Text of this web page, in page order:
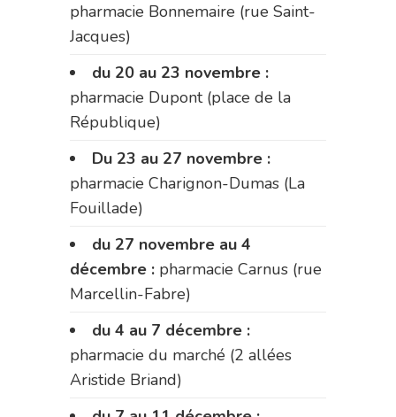
pharmacie Bonnemaire (rue Saint-
Jacques)
du 20 au 23 novembre :
pharmacie Dupont (place de la
République)
Du 23 au 27 novembre :
pharmacie Charignon-Dumas (La
Fouillade)
du 27 novembre au 4
décembre : pharmacie Carnus (rue
Marcellin-Fabre)
du 4 au 7 décembre :
pharmacie du marché (2 allées
Aristide Briand)